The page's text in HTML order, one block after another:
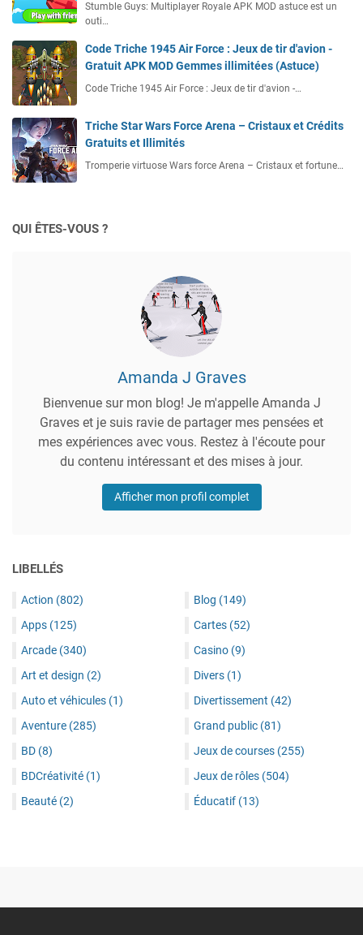
Stumble Guys: Multiplayer Royale APK MOD astuce est un
outi…
Code Triche 1945 Air Force : Jeux de tir d'avion -
Gratuit APK MOD Gemmes illimitées (Astuce)
Code Triche 1945 Air Force : Jeux de tir d'avion -…
Triche Star Wars Force Arena – Cristaux et Crédits
Gratuits et Illimités
Tromperie virtuose Wars force Arena – Cristaux et fortune…
QUI ÊTES-VOUS ?
Amanda J Graves
Bienvenue sur mon blog! Je m'appelle Amanda J
Graves et je suis ravie de partager mes pensées et
mes expériences avec vous. Restez à l'écoute pour
du contenu intéressant et des mises à jour.
Afficher mon profil complet
LIBELLÉS
Action (802)
Apps (125)
Arcade (340)
Art et design (2)
Auto et véhicules (1)
Aventure (285)
BD (8)
BDCréativité (1)
Beauté (2)
Blog (149)
Cartes (52)
Casino (9)
Divers (1)
Divertissement (42)
Grand public (81)
Jeux de courses (255)
Jeux de rôles (504)
Éducatif (13)